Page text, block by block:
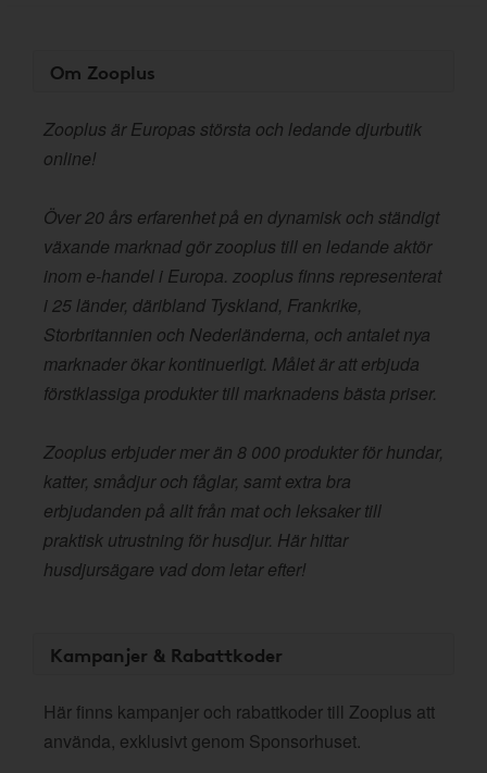
Om Zooplus
Zooplus är Europas största och ledande djurbutik
online!
Över 20 års erfarenhet på en dynamisk och ständigt
växande marknad gör zooplus till en ledande aktör
inom e-handel i Europa. zooplus finns representerat
i 25 länder, däribland Tyskland, Frankrike,
Storbritannien och Nederländerna, och antalet nya
marknader ökar kontinuerligt. Målet är att erbjuda
förstklassiga produkter till marknadens bästa priser.
Zooplus erbjuder mer än 8 000 produkter för hundar,
katter, smådjur och fåglar, samt extra bra
erbjudanden på allt från mat och leksaker till
praktisk utrustning för husdjur. Här hittar
husdjursägare vad dom letar efter!
Kampanjer & Rabattkoder
Här finns kampanjer och rabattkoder till Zooplus att
använda, exklusivt genom Sponsorhuset.